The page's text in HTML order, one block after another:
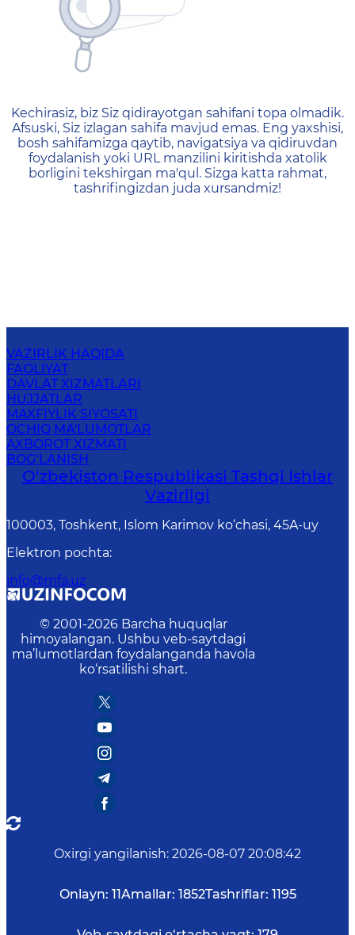
404 — Страница не
Kechirasiz, biz Siz qidirayotgan sahifani topa olmadik.
Afsuski, Siz izlagan sahifa mavjud emas. Eng yaxshisi,
bosh sahifamizga qaytib, navigatsiya va qidiruvdan
foydalanish yoki URL manzilini kiritishda xatolik
borligini tekshirgan ma'qul. Sizga katta rahmat,
tashrifingizdan juda xursandmiz!
VAZIRLIK HAQIDA
FAOLIYAT
DAVLAT XIZMATLARI
HUJJATLAR
MAXFIYLIK SIYOSATI
OCHIQ MA'LUMOTLAR
AXBOROT XIZMATI
BOG‘LANISH
O‘zbеkistоn Rеspublikаsi Tashqi Ishlаr
Vаzirligi
100003, Toshkent, Islom Karimov ko‘chasi, 45A-uy
Elektron pochta:
info@mfa.uz
© 2001-2026 Barcha huquqlar
himoyalangan. Ushbu veb-saytdagi
ma’lumotlardan foydalanganda havola
ko‘rsatilishi shart.
Oxirgi yangilanish: 2026-08-07 20:08:42
Onlayn: 11Amallar: 1852Tashriflar: 1195